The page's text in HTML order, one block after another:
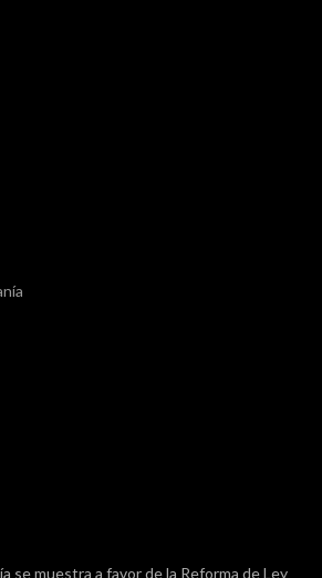
se muestra a favor de la Reforma de Ley